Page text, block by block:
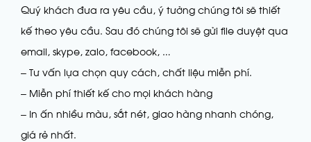
Quý khách đưa ra yêu cầu, ý tưởng chúng tôi sẽ thiết
kế theo yêu cầu. Sau đó chúng tôi sẽ gửi file duyệt qua
email, skype, zalo, facebook, …
– Tư vấn lựa chọn quy cách, chất liệu miễn phí.
– Miễn phí thiết kế cho mọi khách hàng
– In ấn nhiều màu, sắt nét, giao hàng nhanh chóng,
giá rẻ nhất.